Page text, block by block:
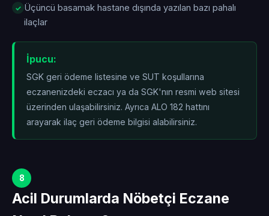
Üçüncü basamak hastane dışında yazılan bazı pahalı
ilaçlar
İpucu:
SGK geri ödeme listesine ve SUT koşullarına
eczanenizdeki eczacı ya da SGK'nın resmi web sitesi
üzerinden ulaşabilirsiniz. Ayrıca ALO 182 hattını
arayarak ilaç geri ödeme bilgisi alabilirsiniz.
8
Acil Durumlarda Nöbetçi Eczane